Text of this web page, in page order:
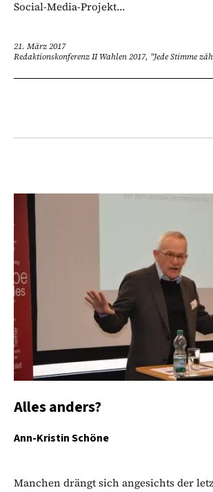
Social-Media-Projekt...
21. März 2017
Redaktionskonferenz II Wahlen 2017, "Jede Stimme
Alles anders?
Ann-Kristin Schöne
Manchen drängt sich angesichts der